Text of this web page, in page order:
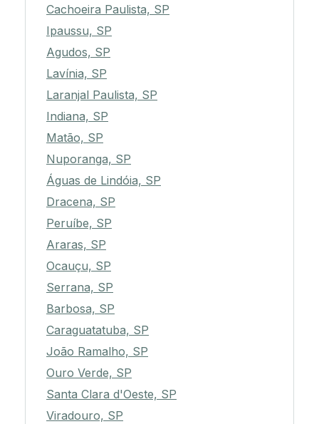
Cachoeira Paulista, SP
Ipaussu, SP
Agudos, SP
Lavínia, SP
Laranjal Paulista, SP
Indiana, SP
Matão, SP
Nuporanga, SP
Águas de Lindóia, SP
Dracena, SP
Peruíbe, SP
Araras, SP
Ocauçu, SP
Serrana, SP
Barbosa, SP
Caraguatatuba, SP
João Ramalho, SP
Ouro Verde, SP
Santa Clara d'Oeste, SP
Viradouro, SP